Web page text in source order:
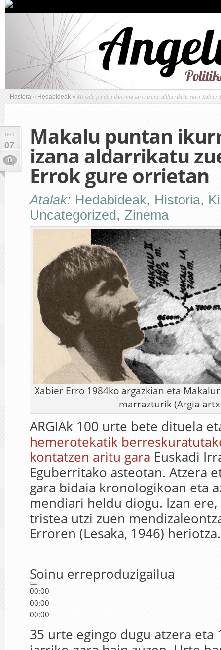
Hasiera » Hedabideak » Makalu puntan ikurrina jarri izana aldarrikatu zuen Xabier
URT
07
0
Makalu puntan
izana aldarrikatu
Errok gure orrietan
Atalak: Hedabideak, Historia,
Uncategorized, Zinema
Xabier Erro 1984ko argazkian eta
marrazturik (Argia
ARGIAk 100 urte bete dituela
hemerotekatik
kontatzen aritu gara Euskadi
Eguberritako asteotan. Atzera
gara bidaia kronologikoan eta
mendiari heldu diogu. Izan
tristea utzi zuen
Erroren (Lesaka, 1946) heriotza.
Soinu erreproduzigailua
00:00
00:00
00:00
35 urte egingo dugu atzera eta